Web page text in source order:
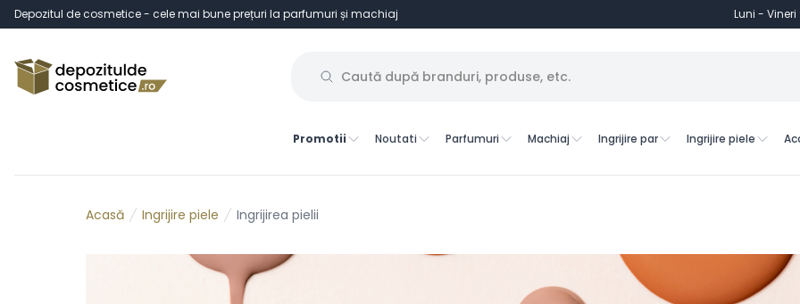
Depozitul de cosmetice - cele mai bune prețuri la parfumuri și machiaj Luni - Vineri
Promotii Noutati Parfumuri Machiaj Ingrijire par Ingrijire piele
Acasă Ingrijire piele Ingrijirea pielii